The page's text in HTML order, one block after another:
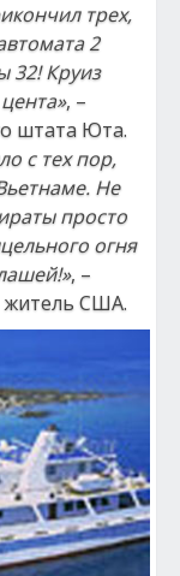
трех,
2
32! Круиз
, –
штата Юта.
с тех пор,
Не
просто
огня
, –
житель США.